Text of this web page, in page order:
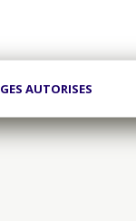
AUTORISES